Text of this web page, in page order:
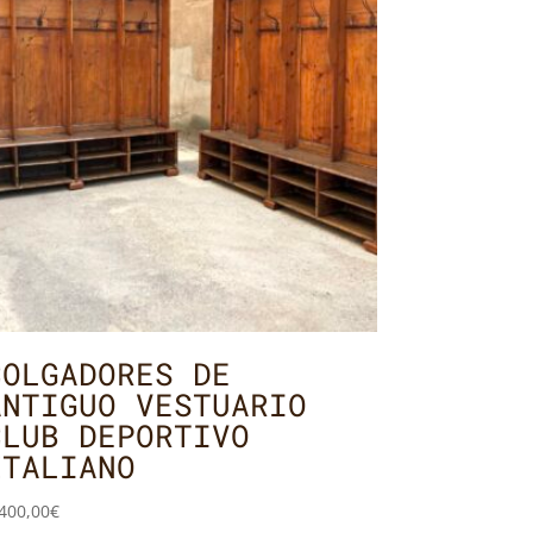
DE
VESTUARIO
DEPORTIVO
€